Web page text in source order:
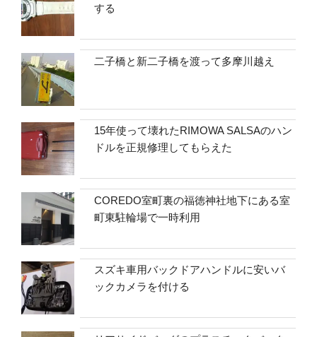
する
二子橋と新二子橋を渡って多摩川越え
15年使って壊れたRIMOWA SALSAのハン
ドルを正規修理してもらえた
COREDO室町裏の福徳神社地下にある室
町東駐輪場で一時利用
スズキ車用バックドアハンドルに安いバ
ックカメラを付ける